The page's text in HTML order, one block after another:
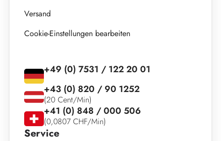
Versand
Cookie-Einstellungen bearbeiten
Service
+49 (0) 7531 / 122 20 01
+43 (0) 820 / 90 1252
(20 Cent/Min)
+41 (0) 848 / 000 506
(0,0807 CHF/Min)